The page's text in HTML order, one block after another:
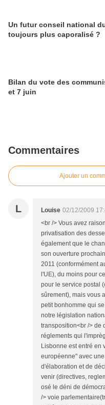
Un futur conseil national
toujours plus caporalisé ?
Bilan du vote des
et 7 juin
Commentaires
Ajouter un
L Louise 02/12/2009
<br /> Vous avez
privatisation des
également que le
son ouverture
2011 (conformément
l'UE), du moins pour
pour le service postal
sûrement), mais vous
petit bonhomme qui
notre législation
transposition<br /> de
réglements qui
Lisbonne est entré en
européenne" avec
d'élaboration et de
venir (directives,
osé le déni de
/> voie